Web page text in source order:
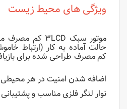
ویژگی های محیط زیست
کم مصرف طراحی شده برای
اضافه شدن امنیت در هر محیطی
نوار لنگر فلزی مناسب و